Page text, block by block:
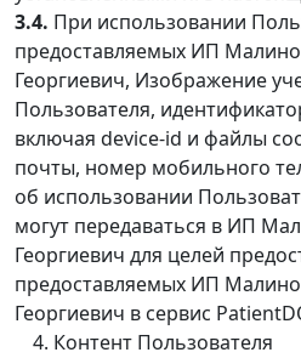
3.4. При использовании
предоставляемых ИП
Георгиевич, Изображение
Пользователя,
включая device-id и файлы
почты, номер мобильного
об использовании
могут передаваться в ИП
Георгиевич для целей
предоставляемых ИП
Георгиевич в сервис
Контент Пользователя